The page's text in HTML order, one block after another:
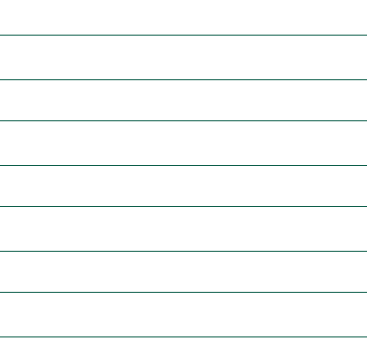
ten, który mu odpowiada.
link i pozwól klientom zarezerwować czas z
na co dzień.
Twojego czasu.